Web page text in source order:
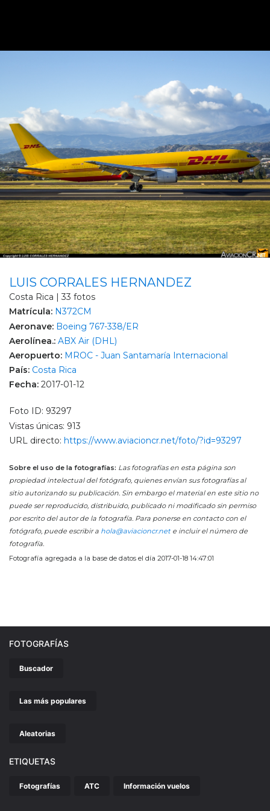
LUIS CORRALES HERNANDEZ
Costa Rica | 33 fotos
Matrícula: N372CM
Aeronave: Boeing 767-338/ER
Aerolínea.: ABX Air (DHL)
Aeropuerto: MROC - Juan Santamaría Internacional
País: Costa Rica
Fecha: 2017-01-12
Foto ID: 93297
Vistas únicas: 913
URL directo: https://www.aviacioncr.net/foto/?id=93297
Sobre el uso de la fotografías: Las fotografías en esta página son
propiedad intelectual del fotógrafo, quienes envían sus fotografías al
sitio autorizando su publicación. Sin embargo el material en este sitio no
puede ser reproducido, distribuido, publicado ni modificado sin permiso
por escrito del autor de la fotografía. Para ponerse en contacto con el
fotógrafo, puede escribir a hola@aviacioncr.nete incluir el número de
fotografía.
Fotografía agregada a la base de datos el día 2017-01-18 14:47:01
FOTOGRAFÍAS
Buscador
Las más populares
Aleatorias
ETIQUETAS
Fotografías ATC Información vuelos